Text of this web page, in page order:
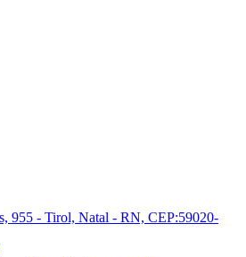
955 - Tirol, Natal - RN, CEP:59020-